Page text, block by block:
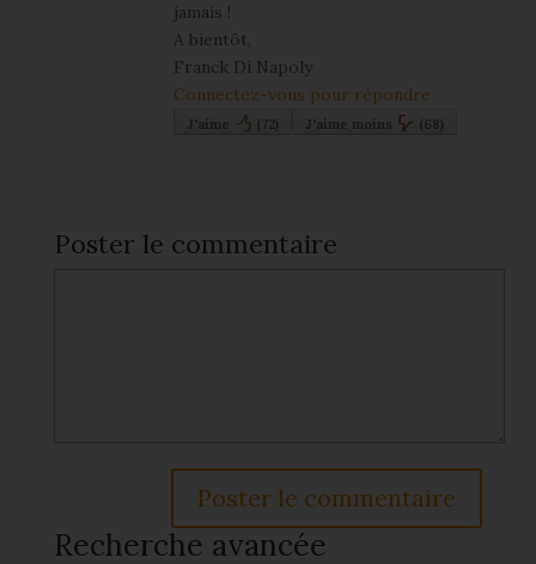
jamais !
A bientôt,
Franck Di Napoly
Connectez-vous pour répondre
J'aime (72) J'aime moins (68)
Poster le commentaire
Recherche avancée